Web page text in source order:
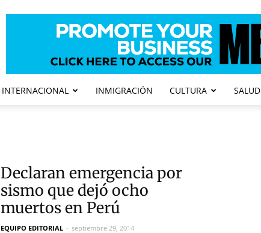
INTERNACIONAL INMIGRACIÓN CULTURA SALUD
Declaran emergencia por
sismo que dejó ocho
muertos en Perú
EQUIPO EDITORIAL - septiembre 29, 2014